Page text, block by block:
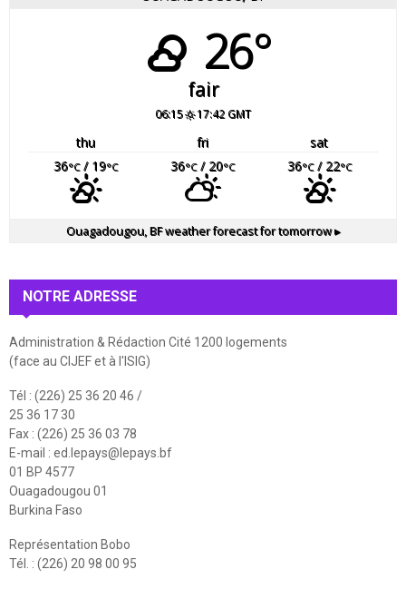
26°
fair
06:15 17:42 GMT
thu fri
sat
36°C/ 19°C 36°C/ 20°C 36°C/ 22°C
Ouagadougou, BFweather forecast for tomorrow ▸
NOTRE ADRESSE
Administration & Rédaction Cité 1200 logements
(face au CIJEF et à l'ISIG)
Tél : (226) 25 36 20 46 /
25 36 17 30
Fax : (226) 25 36 03 78
E-mail : ed.lepays@lepays.bf
01 BP 4577
Ouagadougou 01
Burkina Faso
Représentation Bobo
Tél. : (226) 20 98 00 95